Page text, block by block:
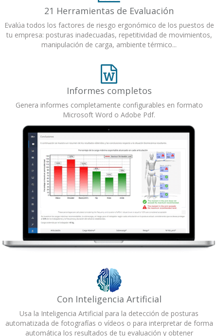
21 Herramientas de Evaluación
Evalúa todos los factores de riesgo ergonómico de los puestos de
tu empresa: posturas inadecuadas, repetitividad de movimientos,
manipulación de carga, ambiente térmico...
Informes completos
Genera informes completamente configurables en formato
Microsoft Word o Adobe Pdf.
Con Inteligencia Artificial
Usa la Inteligencia Artificial para la detección de posturas
automatizada de fotografías o vídeos o para interpretar de forma
automática los resultados de tu evaluación y obtener